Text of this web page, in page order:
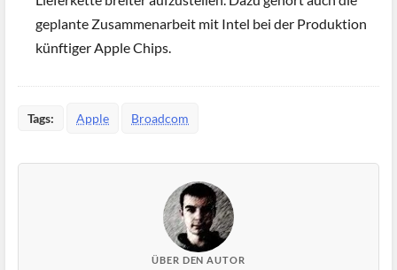
geplante Zusammenarbeit mit Intel bei der Produktion
künftiger Apple Chips.
Tags: Apple Broadcom
ÜBER DEN AUTOR